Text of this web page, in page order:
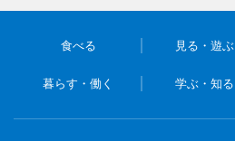
食べる 見る・遊ぶ
暮らす・働く 学ぶ・知る